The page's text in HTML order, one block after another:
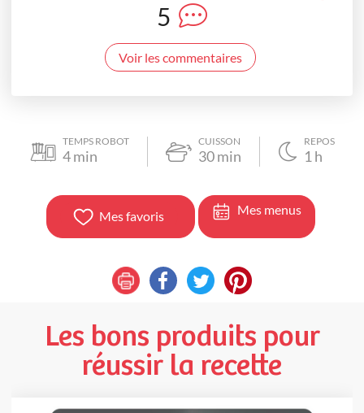
5
Voir les commentaires
TEMPS ROBOT
4min
CUISSON
30min
REPOS
1 h
Mes favoris Mes menus
Les bons produits pour
réussir la recette